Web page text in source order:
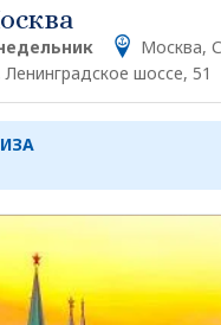
Москва,
шоссе, 51